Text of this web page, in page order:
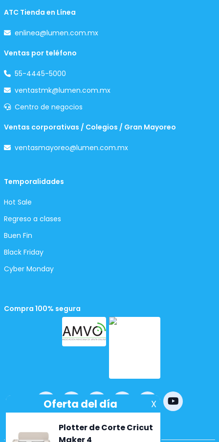
ATC Tienda en Línea
enlinea@lumen.com.mx
Ventas por teléfono
55-4445-5000
ventastmk@lumen.com.mx
Centro de negocios
Ventas corporativas / Colegios / Gran Mayoreo
ventasmayoreo@lumen.com.mx
Temporalidades
Hot Sale
Regreso a clases
Buen Fin
Black Friday
Cyber Monday
Compra 100% segura
Powered bynopCommerce